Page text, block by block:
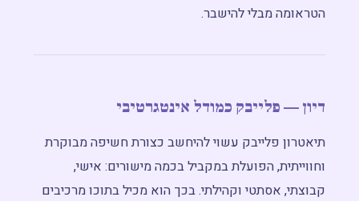
הטראומה מבלי להישבר.
דיון — פלייבק כמודל אינטגרטיבי
תיאטרון פלייבק עשוי להיחשב כצורת חשיפה מבוקרת
וחווייתית, הפועלת במקביל בכמה מישורים: אישי,
קבוצתי, אסתטי וקהילתי. בכך הוא מכיל בתוכו מרכיבים